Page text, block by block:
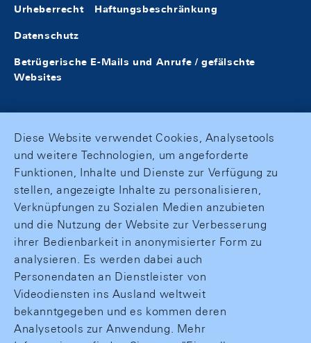
Urheberrecht Haftungsbeschränkung
Datenschutz
Betrügerische E-Mails und Anrufe / gefälschte
Websites
Diese Website verwendet Cookies, Analysetools
und weitere Technologien, um angeforderte
Funktionen, Inhalte und Dienste zur Verfügung zu
stellen, angezeigte Inhalte zu personalisieren,
Verknüpfungen zu Sozialen Medien anzubieten
und die Nutzung der Website zur Verbesserung
ihrer Bedienbarkeit in anonymisierter Form zu
analysieren. Es werden dabei auch
Personendaten an Dienstleister von
Videodiensten ins Ausland weltweit
bekanntgegeben und es kommen deren
Analysetools zur Anwendung. Mehr